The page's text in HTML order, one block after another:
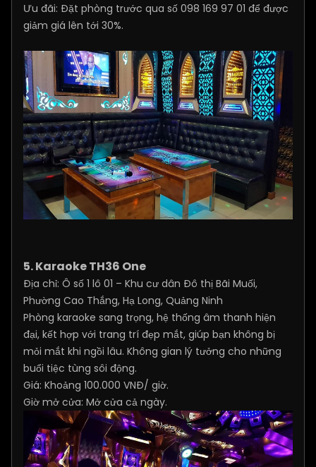
Ưu đãi: Đặt phòng trước qua số 098 169 97 01 để được
giảm giá lên tới 30%.
5. Karaoke TH36 One
Địa chỉ: Ô số 1 lô 01 – Khu cư dân Đô thị Bãi Muối,
Phường Cao Thắng, Hạ Long, Quảng Ninh
Phòng karaoke sang trọng, hệ thống âm thanh hiện
đại, kết hợp với trang trí đẹp mắt, giúp bạn không bị
mỏi mắt khi ngồi lâu. Không gian lý tưởng cho những
buổi tiệc tùng sôi động.
Giá: Khoảng 100.000 VNĐ/ giờ.
Giờ mở cửa: Mở cửa cả ngày.